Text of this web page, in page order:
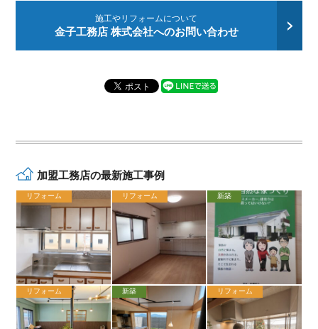
施工やリフォームについて
金子工務店 株式会社へのお問い合わせ
加盟工務店の最新施工事例
リフォーム リフォーム 新築
リフォーム 新築 リフォーム